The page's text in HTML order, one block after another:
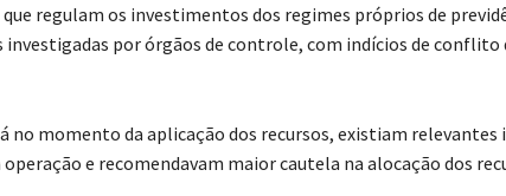
regulam os investimentos dos regimes próprios de
investigadas por órgãos de controle, com indícios de
no momento da aplicação dos recursos, existiam relevantes
e recomendavam maior cautela na alocação dos